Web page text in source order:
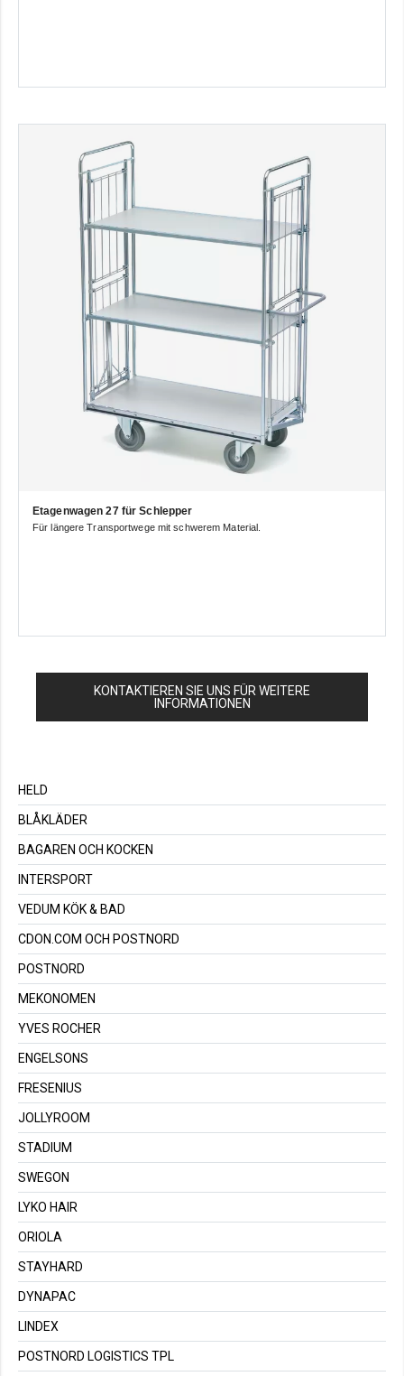
HELD
BLÅKLÄDER
BAGAREN OCH KOCKEN
INTERSPORT
VEDUM KÖK & BAD
CDON.COM OCH POSTNORD
POSTNORD
MEKONOMEN
YVES ROCHER
ENGELSONS
FRESENIUS
JOLLYROOM
STADIUM
SWEGON
LYKO HAIR
ORIOLA
STAYHARD
DYNAPAC
LINDEX
POSTNORD LOGISTICS TPL
Etagenwagen 27 für Schlepper
Für längere Transportwege mit schwerem Material.
KONTAKTIEREN SIE UNS FÜR WEITERE
INFORMATIONEN